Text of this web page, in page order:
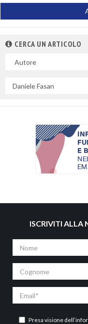
CERCA UN ARTICOLO
campo
per
ISCRIVITI ALLA
Presa visione dell’